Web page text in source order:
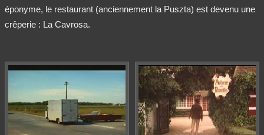
éponyme, le restaurant (anciennement la Puszta) est devenu une
crêperie : La Cavrosa.